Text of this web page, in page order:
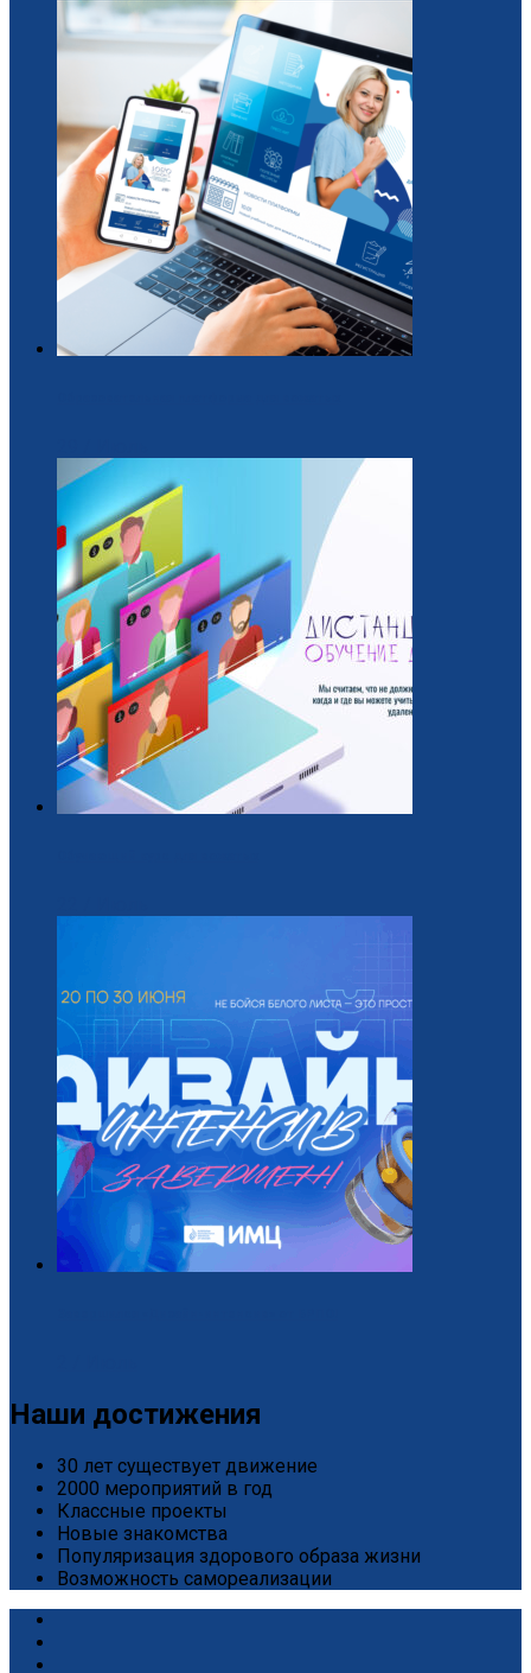
Наши достижения
30 лет существует движение
2000 мероприятий в год
Классные проекты
Новые знакомства
Популяризация здорового образа жизни
Возможность самореализации